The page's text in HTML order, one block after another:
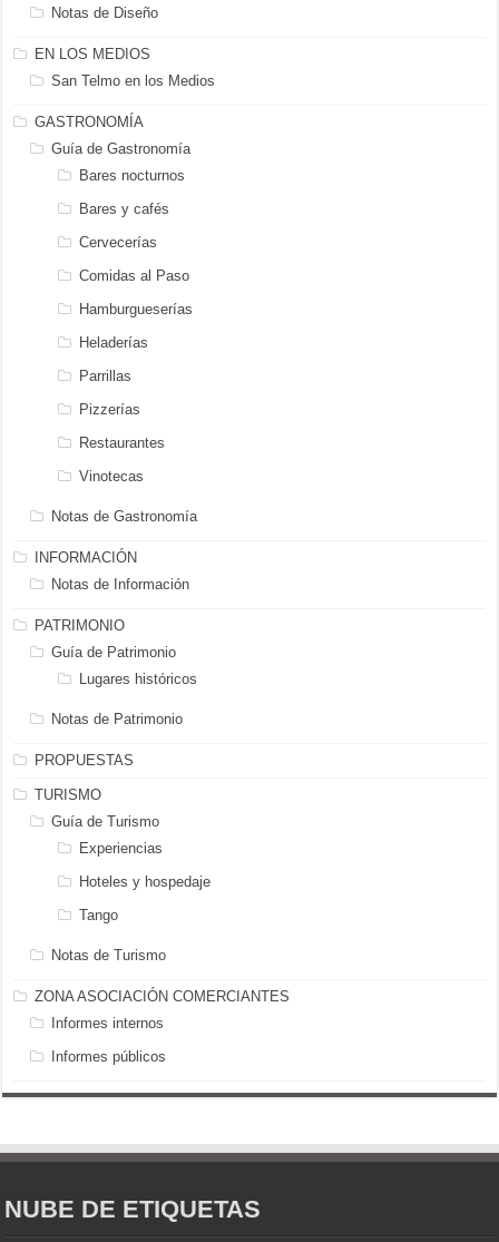
Notas de Diseño
EN LOS MEDIOS
San Telmo en los Medios
GASTRONOMÍA
Guía de Gastronomía
Bares nocturnos
Bares y cafés
Cervecerías
Comidas al Paso
Hamburgueserías
Heladerías
Parrillas
Pizzerías
Restaurantes
Vinotecas
Notas de Gastronomía
INFORMACIÓN
Notas de Información
PATRIMONIO
Guía de Patrimonio
Lugares históricos
Notas de Patrimonio
PROPUESTAS
TURISMO
Guía de Turismo
Experiencias
Hoteles y hospedaje
Tango
Notas de Turismo
ZONA ASOCIACIÓN COMERCIANTES
Informes internos
Informes públicos
NUBE DE ETIQUETAS